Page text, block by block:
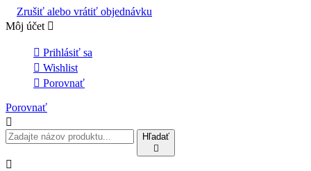
Zrušiť alebo vrátiť objednávku
Môj účet 
 Prihlásiť sa
 Wishlist
 Porovnať
Porovnať

Hľadať

